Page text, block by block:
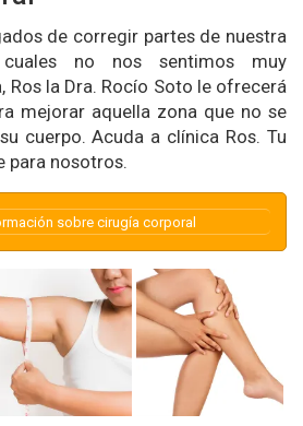
de corregir partes de nuestra
no nos sentimos muy
Ros la Dra. Rocío Soto le ofrecerá
mejorar aquella zona que no se
cuerpo. Acuda a clínica Ros. Tu
para nosotros.
sobre cirugía corporal